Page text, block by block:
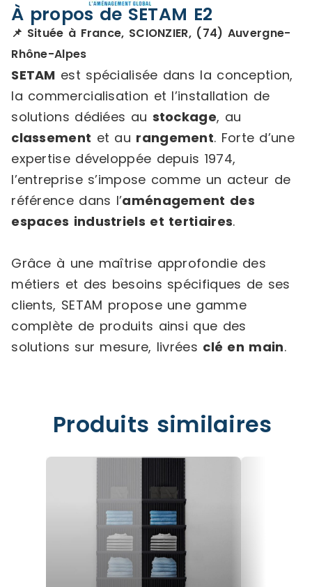
À propos de SETAM E2
📌 Située à France, SCIONZIER, (74) Auvergne-
Rhône-Alpes
SETAM est spécialisée dans la conception,
la commercialisation et l’installation de
solutions dédiées au stockage, au
classement et au rangement. Forte d’une
expertise développée depuis 1974,
l’entreprise s’impose comme un acteur de
référence dans l’aménagement des
espaces industriels et tertiaires.
Grâce à une maîtrise approfondie des
métiers et des besoins spécifiques de ses
clients, SETAM propose une gamme
complète de produits ainsi que des
solutions sur mesure, livrées clé en main.
Produits similaires